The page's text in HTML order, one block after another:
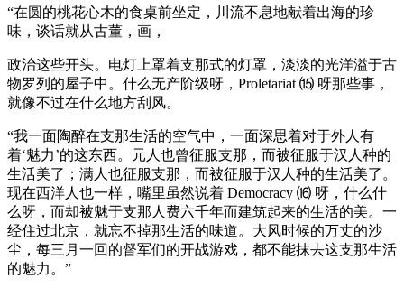
“在圆的桃花心木的食桌前坐定，川流不息地献着出海的珍
味，谈话就从古董，画，
政治这些开头。电灯上罩着支那式的灯罩，淡淡的光洋溢于古
物罗列的屋子中。什么无产阶级呀，Proletariat ⒂ 呀那些事，
就像不过在什么地方刮风。
“我一面陶醉在支那生活的空气中，一面深思着对于外人有
着‘魅力’的这东西。元人也曾征服支那，而被征服于汉人种的
生活美了；满人也征服支那，而被征服于汉人种的生活美了。
现在西洋人也一样，嘴里虽然说着 Democracy ⒃ 呀，什么什
么呀，而却被魅于支那人费六千年而建筑起来的生活的美。一
经住过北京，就忘不掉那生活的味道。大风时候的万丈的沙
尘，每三月一回的督军们的开战游戏，都不能抹去这支那生活
的魅力。”